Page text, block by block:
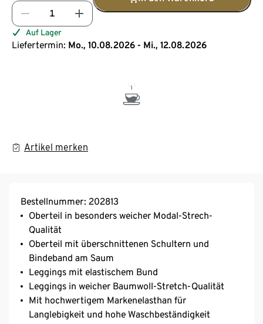
Auf Lager
Liefertermin: Mo., 10.08.2026 - Mi., 12.08.2026
Artikel merken
Bestellnummer: 202813
Oberteil in besonders weicher Modal-Strech-
Qualität
Oberteil mit überschnittenen Schultern und
Bindeband am Saum
Leggings mit elastischem Bund
Leggings in weicher Baumwoll-Stretch-Qualität
Mit hochwertigem Markenelasthan für
Langlebigkeit und hohe Waschbeständigkeit